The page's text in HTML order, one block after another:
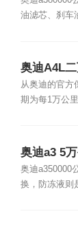
油滤芯、刹车
奥迪A4L
2万公里保
从奥迪的官方
期为每1万公
奥迪a3 5
万公里保
奥迪a350000
换，防冻液则